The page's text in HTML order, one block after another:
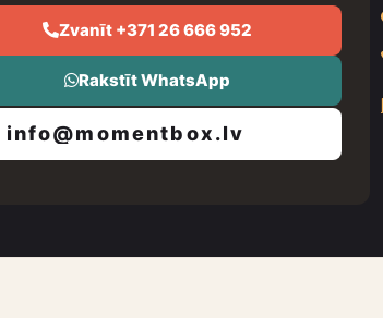
Zvanīt +371 26 666 952
Rakstīt WhatsApp
info@momentbox.lv